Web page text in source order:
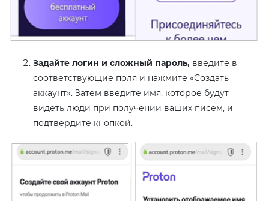
Задайте логин и сложный пароль, введите в
соответствующие поля и нажмите «Создать
аккаунт». Затем введите имя, которое будут
видеть люди при получении ваших писем, и
подтвердите кнопкой.